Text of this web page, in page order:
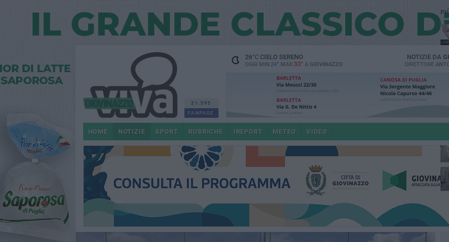
21.595
FANPAGE
26°CCIELO SERENO
OGGI MIN 24° MAX 33° A GIOVINAZZO
NOTIZIE DA
DIRETTORE
HOME NOTIZIE SPORT RUBRICHE IREPORT METEO VIDEO